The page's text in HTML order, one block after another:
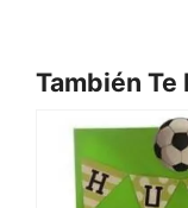
También